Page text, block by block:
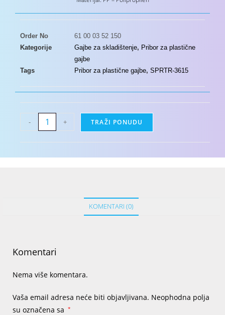
Order No
61 00 03 52 150
Kategorije
Gajbe za skladištenje, Pribor za plastične
gajbe
Tags
Pribor za plastične gajbe, SPRTR-3615
- + TRAŽI PONUDU
KOMENTARI (0)
Komentari
Nema više komentara.
Vaša email adresa neće biti objavljivana. Neophodna polja
su označena sa *